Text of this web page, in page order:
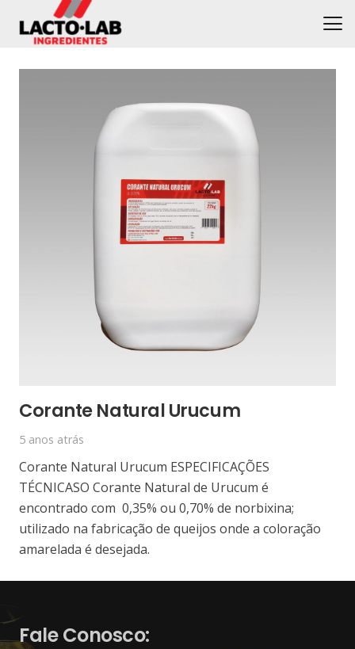
Corante Natural Urucum
5 anos atrás
Corante Natural Urucum ESPECIFICAÇÕES
TÉCNICASO Corante Natural de Urucum é
encontrado com 0,35% ou 0,70% de norbixina;
utilizado na fabricação de queijos onde a coloração
amarelada é desejada.
Fale Conosco: